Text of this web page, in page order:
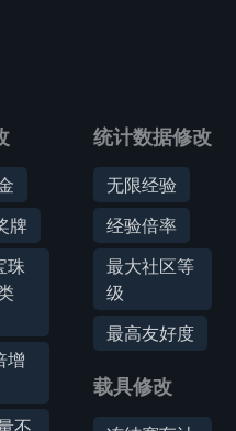
牌
珠
增
统计数据修改
无限经验
经验倍率
最大社区等
级
最高友好度
载具修改